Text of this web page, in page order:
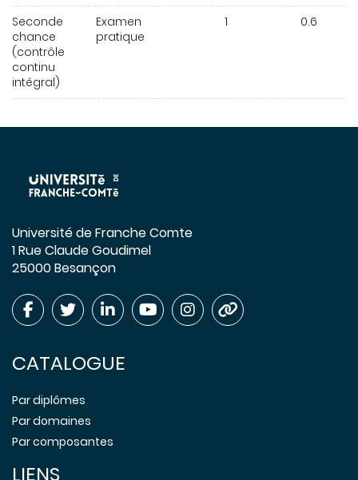
Seconde
chance
(contrôle
continu
intégral)
Examen
pratique
1 0.6
Université de Franche Comte
1 Rue Claude Goudimel
25000 Besançon
CATALOGUE
Par diplômes
Par domaines
Par composantes
LIENS